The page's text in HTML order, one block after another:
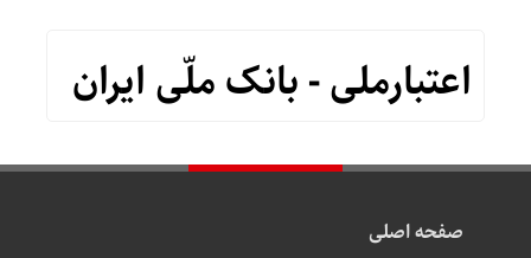
اعتبارملی - بانک ملّی ایران
صفحه اصلی